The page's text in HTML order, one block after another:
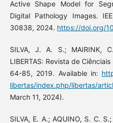
Active Shape Model for
Digital Pathology Images.
30838, 2024. https://doi.org/
SILVA, J. A. S.; MAIRINK,
LIBERTAS: Revista de
64-85, 2019. Available in:
libertas/index.php/libertas/
March 11, 2024).
SILVA, E. A.; AQUINO, S. C.